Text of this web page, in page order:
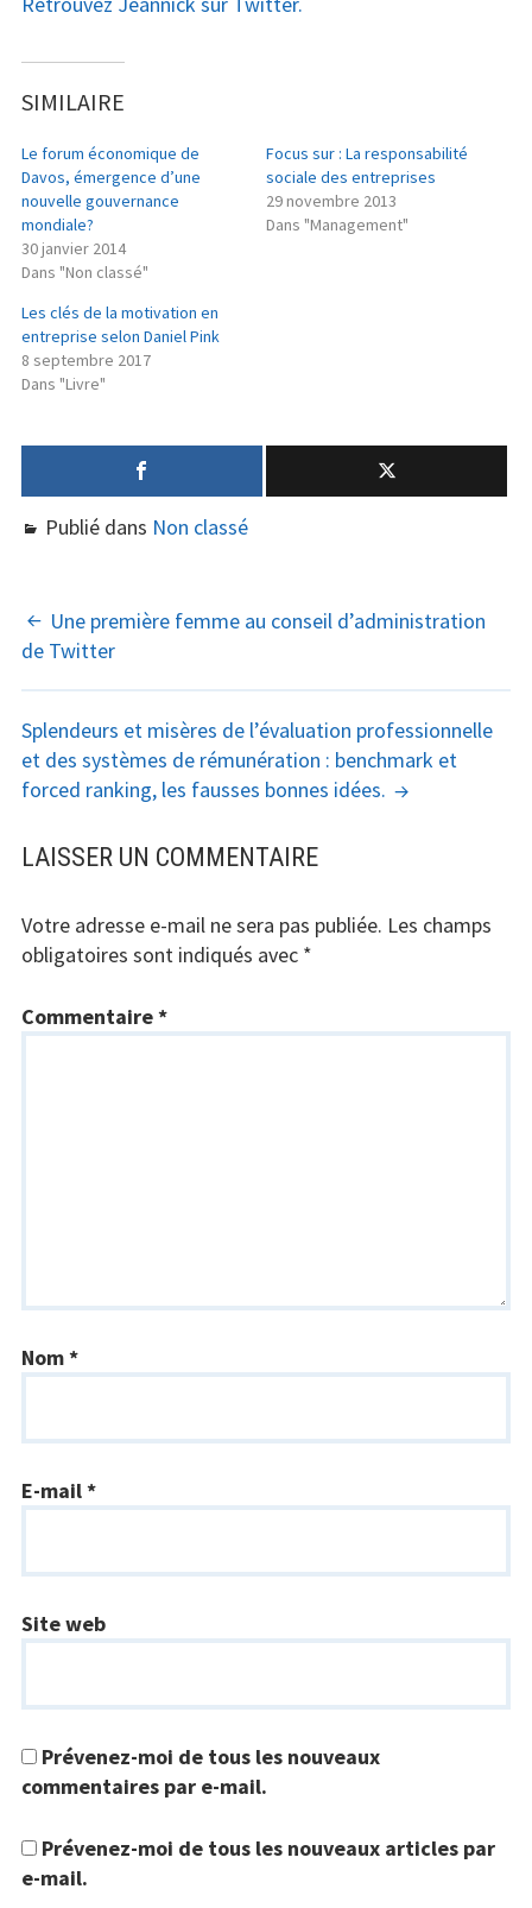
SIMILAIRE
Le forum économique de
Davos, émergence d’une
nouvelle gouvernance
mondiale?
30 janvier 2014
Dans "Non classé"
Focus sur : La responsabilité
sociale des entreprises
29 novembre 2013
Dans "Management"
Les clés de la motivation en
entreprise selon Daniel Pink
8 septembre 2017
Dans "Livre"
Publié dans Non classé
NAVIGATION
DES
Une première femme au conseil d’administration
de Twitter
Splendeurs et misères de l’évaluation professionnelle
et des systèmes de rémunération : benchmark et
forced ranking, les fausses bonnes idées.
LAISSER UN COMMENTAIRE
Votre adresse e-mail ne sera pas publiée. Les champs
obligatoires sont indiqués avec *
Commentaire*
Nom*
E-mail*
Site web
Prévenez-moi de tous les nouveaux
commentaires par e-mail.
Prévenez-moi de tous les nouveaux articles par
e-mail.